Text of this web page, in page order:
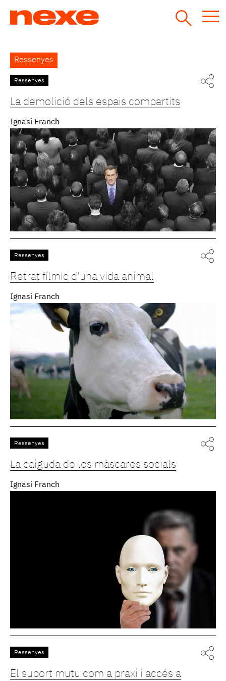
Back
to
top
Ressenyes
Ressenyes
La demolició dels espais compartits
Ignasi Franch
Ressenyes
Retrat fílmic d'una vida animal
Ignasi Franch
Ressenyes
La caiguda de les màscares socials
Ignasi Franch
Ressenyes
El suport mutu com a praxi i accés a
Pàgines